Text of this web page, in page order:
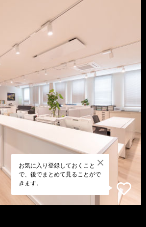
お気に入り登録しておくこと
で、後でまとめて見ることがで
きます。